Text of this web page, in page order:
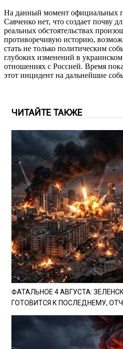
На данный момент официальных
Савченко нет, что создает почву
реальных обстоятельствах
противоречивую историю,
стать не только политическим
глубоких изменений в
отношениях с Россией. Время
этот инцидент на дальнейшие
ЧИТАЙТЕ ТАКЖЕ
ФАТАЛЬНОЕ 4 АВГУСТА:
ГОТОВИТСЯ К ПОСЛЕДНЕМУ,